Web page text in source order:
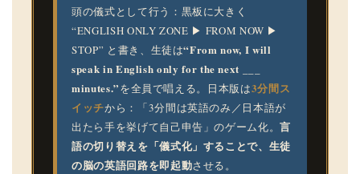
頭の儀式として行う：黒板に大きく
“ENGLISH ONLY ZONE ▶ FROM NOW ▶
STOP” と書き、生徒は“From now, I will
speak in English only for the next ___
minutes.”を全員で唱える。日本版は3分間ス
イッチから：「3分間は英語のみ／日本語が
出たら手を挙げて自己申告」のゲーム化。言
語の切り替えを「儀式化」することで、生徒
の脳の英語回路を即起動させる。